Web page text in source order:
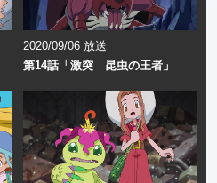
2020/09/06 放送
第14話「激突 昆虫の王者」